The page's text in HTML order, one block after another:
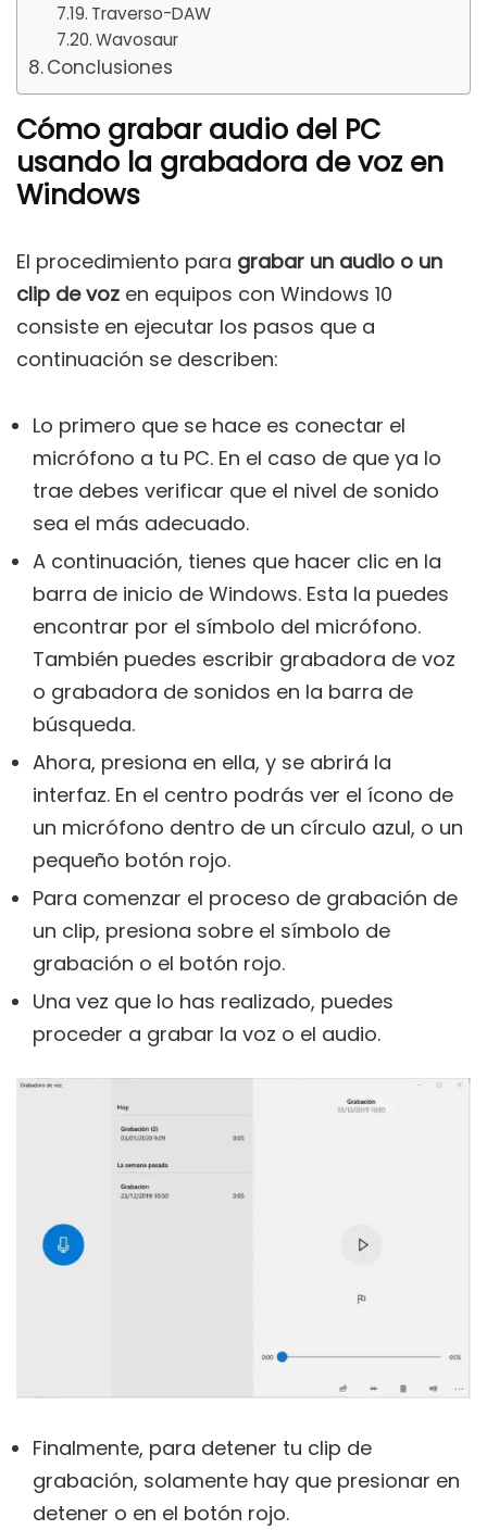
Traverso-DAW
Wavosaur
Conclusiones
Cómo grabar audio del PC
usando la grabadora de voz en
Windows
El procedimiento para grabar un audio o un
clip de voz en equipos con Windows 10
consiste en ejecutar los pasos que a
continuación se describen:
Lo primero que se hace es conectar el
micrófono a tu PC. En el caso de que ya lo
trae debes verificar que el nivel de sonido
sea el más adecuado.
A continuación, tienes que hacer clic en la
barra de inicio de Windows. Esta la puedes
encontrar por el símbolo del micrófono.
También puedes escribir grabadora de voz
o grabadora de sonidos en la barra de
búsqueda.
Ahora, presiona en ella, y se abrirá la
interfaz. En el centro podrás ver el ícono de
un micrófono dentro de un círculo azul, o un
pequeño botón rojo.
Para comenzar el proceso de grabación de
un clip, presiona sobre el símbolo de
grabación o el botón rojo.
Una vez que lo has realizado, puedes
proceder a grabar la voz o el audio.
Finalmente, para detener tu clip de
grabación, solamente hay que presionar en
detener o en el botón rojo.